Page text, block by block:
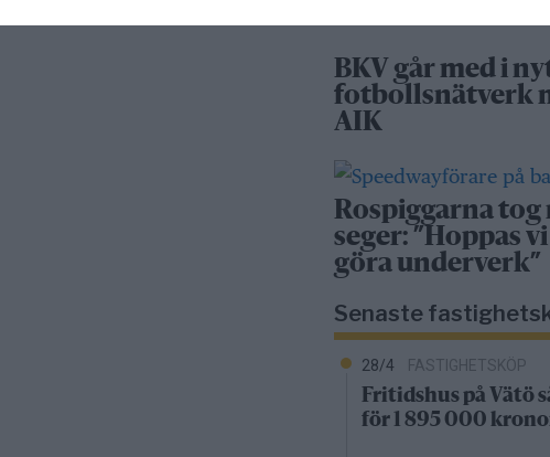
BKV går med i
fotbollsnätverk
AIK
Rospiggarna tog
seger: ”Hoppas
göra underverk”
Senaste
28/4 FASTIGHETSKÖP
Fritidshus på Vätö
för 1 895 000